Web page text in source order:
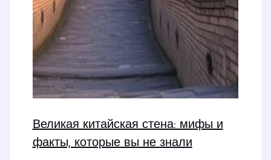
Великая китайская стена: мифы и
факты, которые вы не знали